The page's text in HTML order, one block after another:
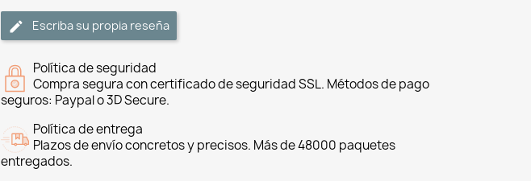
Escriba su propia reseña
Política de seguridad
Compra segura con certificado de seguridad SSL. Métodos de pago
seguros: Paypal o 3D Secure.
Política de entrega
Plazos de envío concretos y precisos. Más de 48000 paquetes
entregados.